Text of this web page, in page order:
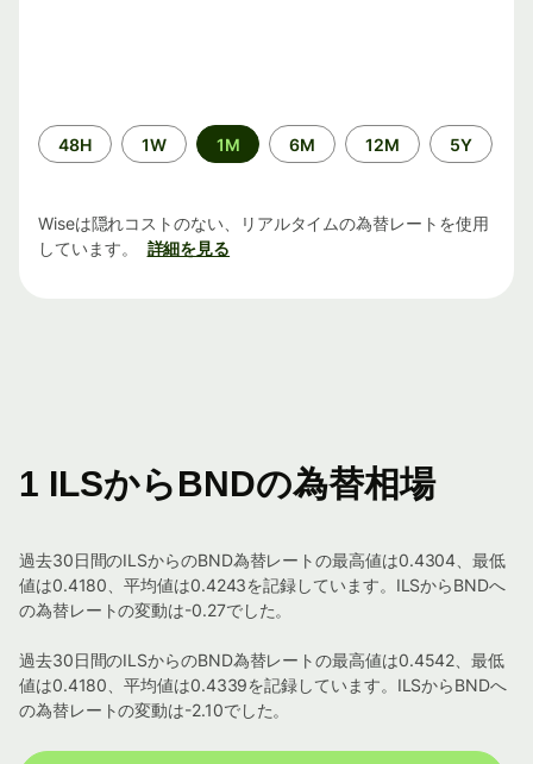
期
間
48H 1W 1M 6M 12M 5Y
Wiseは隠れコストのない、リアルタイムの為替レートを使用
しています。
詳細を見る
1 ILSからBNDの為替相場
過去30日間のILSからのBND為替レートの最高値は0.4304、最低
値は0.4180、平均値は0.4243を記録しています。ILSからBNDへ
の為替レートの変動は-0.27でした。
過去30日間のILSからのBND為替レートの最高値は0.4542、最低
値は0.4180、平均値は0.4339を記録しています。ILSからBNDへ
の為替レートの変動は-2.10でした。